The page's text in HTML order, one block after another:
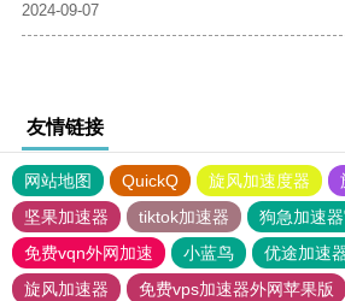
2024-09-07
友情链接
网站地图 QuickQ 旋风加速度器
坚果加速器
tiktok加速器
狗急加速
免费vqn外网加速
小蓝鸟 优途加速
旋风加速器
免费vps加速器外网苹果版